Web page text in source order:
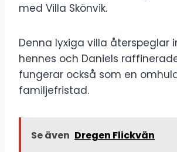
med Villa Skönvik.
Denna lyxiga villa återspeglar
hennes och Daniels
fungerar också som en
familjefristad.
Se även Dregen Flickvän